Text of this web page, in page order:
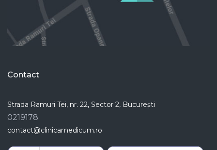
Contact
Strada Ramuri Tei, nr. 22, Sector 2, București
0219178
contact@clinicamedicum.ro